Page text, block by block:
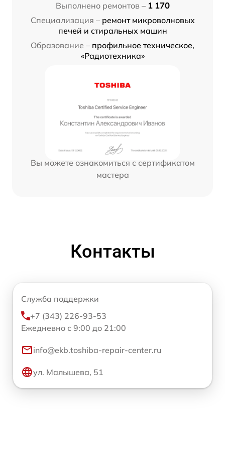
Выполнено ремонтов – 1 170
Специализация – ремонт микроволновых
печей и стиральных машин
Образование – профильное техническое,
«Радиотехника»
Вы можете ознакомиться с сертификатом
мастера
Контакты
Служба поддержки
+7 (343) 226-93-53
Ежедневно с 9:00 до 21:00
info@ekb.toshiba-repair-center.ru
ул. Малышева, 51